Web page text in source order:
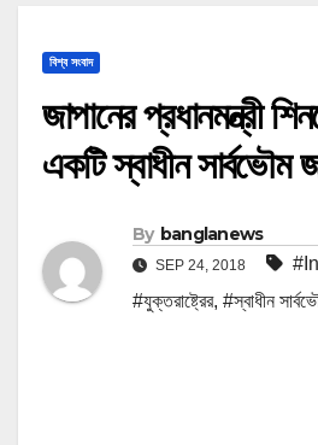
বিশ্ব সংবাদ
জাপানের প্রধানমন্ত্রী
একটি স্বাধীন সার্বভৌম
By banglanews
SEP 24, 2018
#যুক্তরাষ্ট্রের, #স্বাধীন